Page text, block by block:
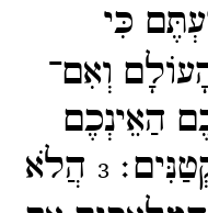
כִּי
וְאִם־​
הַאֵינְכֶם
3 הֲלֹא